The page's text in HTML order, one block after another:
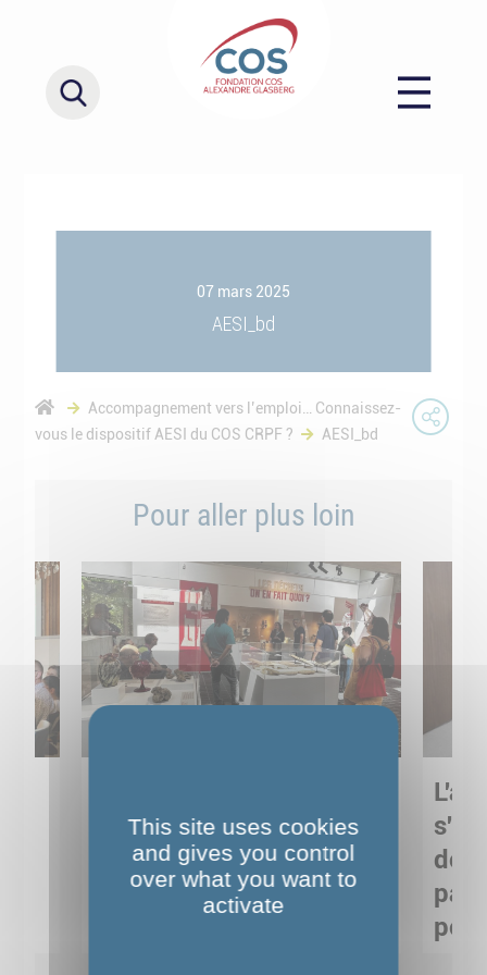
07 mars 2025
AESI_bd
Accompagnement vers l’emploi… Connaissez-
vous le dispositif AESI du COS CRPF ?
AESI_bd
Pour aller plus loin
Musée de Préhistoire de
Nemours : apprendre
autrement grâce à la
de
This site uses cookies
and gives you control
over what you want to
activate